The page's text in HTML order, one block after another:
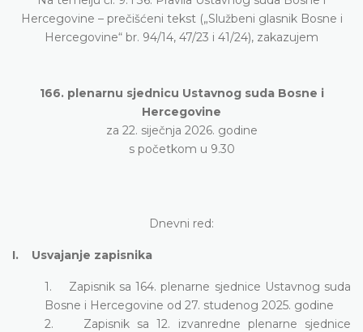
Hercegovine – prečišćeni tekst („Službeni glasnik Bosne i
Hercegovine“ br. 94/14, 47/23 i 41/24), zakazujem
166. plenarnu sjednicu Ustavnog suda Bosne i
Hercegovine
za 22. siječnja 2026. godine
s početkom u 9.30
Dnevni red:
I. Usvajanje zapisnika
1. Zapisnik sa 164. plenarne sjednice Ustavnog suda
Bosne i Hercegovine od 27. studenog 2025. godine
2. Zapisnik sa 12. izvanredne plenarne sjednice